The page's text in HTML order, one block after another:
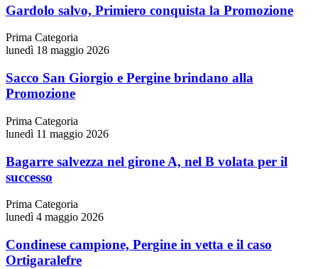
Gardolo salvo, Primiero conquista la Promozione
Prima Categoria
lunedì 18 maggio 2026
Sacco San Giorgio e Pergine brindano alla
Promozione
Prima Categoria
lunedì 11 maggio 2026
Bagarre salvezza nel girone A, nel B volata per il
successo
Prima Categoria
lunedì 4 maggio 2026
Condinese campione, Pergine in vetta e il caso
Ortigaralefre